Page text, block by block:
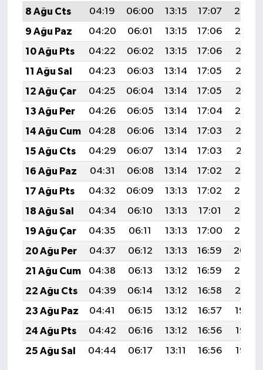
8 Ağu Cts
04:19 06:00 13:15 17:07
20:20
9 Ağu Paz
04:20 06:01 13:15 17:06
20:19
10 Ağu Pts
04:22 06:02 13:15 17:06
20:18
11 Ağu Sal
04:23 06:03 13:14 17:05
20:16
12 Ağu Çar
04:25 06:04 13:14 17:05
20:15
13 Ağu Per
04:26 06:05 13:14 17:04
20:14
14 Ağu Cum
04:28 06:06 13:14 17:03
20:12
15 Ağu Cts
04:29 06:07 13:14 17:03
20:11
16 Ağu Paz
04:31 06:08 13:14 17:02
20:10
17 Ağu Pts
04:32 06:09 13:13 17:02
20:08
18 Ağu Sal
04:34 06:10 13:13 17:01
20:07
19 Ağu Çar
04:35 06:11 13:13 17:00
20:05
20 Ağu Per
04:37 06:12 13:13 16:59
20:04
21 Ağu Cum
04:38 06:13 13:12 16:59
20:02
22 Ağu Cts
04:39 06:14 13:12 16:58
20:01
23 Ağu Paz
04:41 06:15 13:12 16:57
19:59
24 Ağu Pts
04:42 06:16 13:12 16:56
19:58
25 Ağu Sal
04:44 06:17 13:11 16:56 19:56